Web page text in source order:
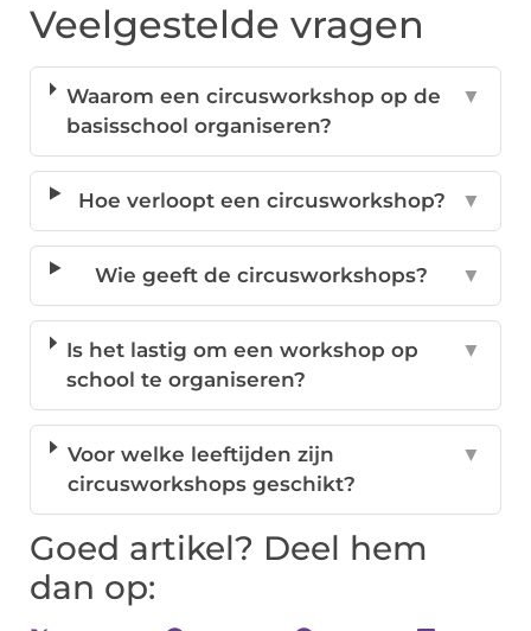
Veelgestelde vragen
Waarom een circusworkshop op de
basisschool organiseren?
▼
Hoe verloopt een circusworkshop? ▼
Wie geeft de circusworkshops? ▼
Is het lastig om een workshop op
school te organiseren?
▼
Voor welke leeftijden zijn
circusworkshops geschikt?
▼
Goed artikel? Deel hem
dan op: